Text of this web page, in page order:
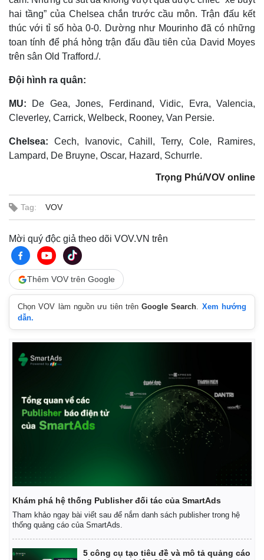
Giá cà phê
hai tầng” của Chelsea chắn trước cầu môn. Trận đấu kết
thúc với tỉ số hòa 0-0. Dường như Mourinho đã có những
toan tính để phá hỏng trận đấu đầu tiên của David Moyes
trên sân Old Trafford./.
Đội hình ra quân:
MU: De Gea, Jones, Ferdinand, Vidic, Evra, Valencia,
Cleverley, Carrick, Welbeck, Rooney, Van Persie.
Chelsea: Cech, Ivanovic, Cahill, Terry, Cole, Ramires,
Lampard, De Bruyne, Oscar, Hazard, Schurrle.
Trọng Phú/VOV online
Tag: VOV
Mời quý độc giả theo dõi VOV.VN trên
Thêm VOV trên Google
Chọn VOV làm nguồn ưu tiên trênGoogle Search. Xem hướng
dẫn.
Khám phá hệ thống Publisher đối tác của SmartAds
Tham khảo ngay bài viết sau để nắm danh sách publisher trong hệ
thống quảng cáo của SmartAds.
5 công cụ tạo tiêu đề và mô tả quảng cáo